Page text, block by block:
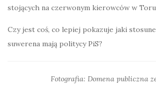
stojących na czerwonym kierowców w
Czy jest coś, co lepiej pokazuje jaki
suwerena mają politycy PiS?
Fotografia: Domena publiczna